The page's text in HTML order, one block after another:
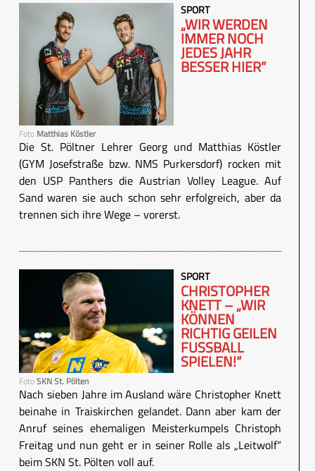
Foto Matthias Köstler
SPORT
„WIR WERDEN
IMMER NOCH
JEDES JAHR
BESSER HIER“
Die St. Pöltner Lehrer Georg und Matthias Köstler
(GYM Josefstraße bzw. NMS Purkersdorf) rocken mit
den USP Panthers die Austrian Volley League. Auf
Sand waren sie auch schon sehr erfolgreich, aber da
trennen sich ihre Wege – vorerst.
FotoSKN St. Pölten
SPORT
CHRISTOPHER
KNETT – „WIR
KÖNNEN
RICHTIG GEILEN
FUSSBALL S
PIELEN!“
Nach sieben Jahre im Ausland wäre Christopher Knett
beinahe in Traiskirchen gelandet. Dann aber kam der
Anruf seines ehemaligen Meisterkumpels Christoph
Freitag und nun geht er in seiner Rolle als „Leitwolf“
beim SKN St. Pölten voll auf.